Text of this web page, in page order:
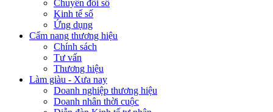
Chuyển đổi số
Kinh tế số
Ứng dụng
Cẩm nang thương hiệu
Chính sách
Tư vấn
Thương hiệu
Làm giàu - Xưa nay
Doanh nghiệp thương hiệu
Doanh nhân thời cuộc